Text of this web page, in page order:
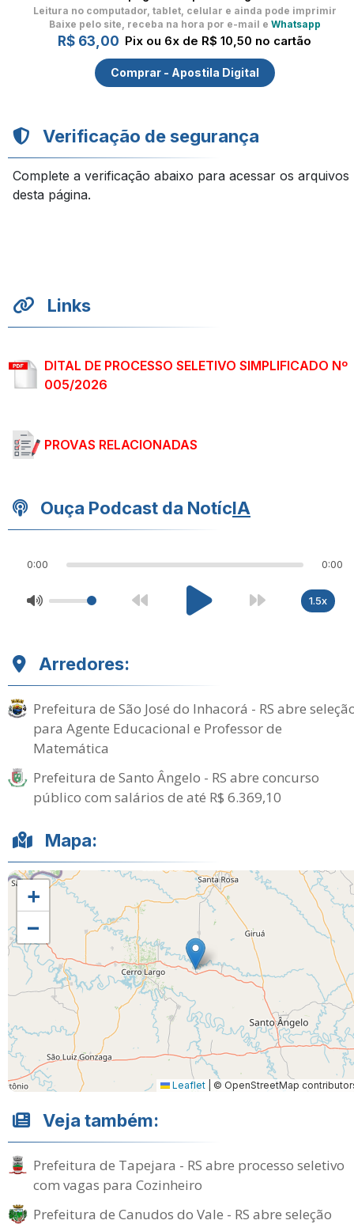
Leitura no computador, tablet, celular e ainda pode imprimir
Baixe pelo site, receba na hora por e-mail e Whatsapp
R$ 63,00 Pix ou 6x de R$ 10,50 no cartão
Comprar - Apostila Digital
Verificação de segurança
Complete a verificação abaixo para acessar os arquivos
desta página.
Links
DITAL DE PROCESSO SELETIVO SIMPLIFICADO Nº
005/2026
PROVAS RELACIONADAS
Ouça Podcast da NotícIA
0:00 0:00
1.5x
Arredores:
Prefeitura de São José do Inhacorá - RS abre
para Agente Educacional e Professor de
Matemática
Prefeitura de Santo Ângelo - RS abre concurso
público com salários de até R$ 6.369,10
Mapa:
+
−
Leaflet © OpenStreetMap
Veja também:
Prefeitura de Tapejara - RS abre processo seletivo
com vagas para Cozinheiro
Prefeitura de Canudos do Vale - RS abre seleção